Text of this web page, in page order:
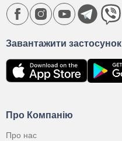
Про Компанію
Про нас
Завантажити застосунок